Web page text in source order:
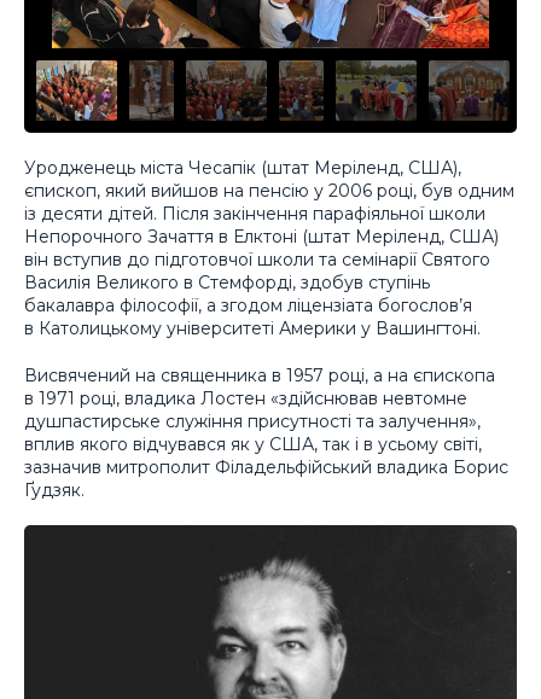
Уродженець міста Чесапік (штат Меріленд, США),
єпископ, який вийшов на пенсію у 2006 році, був одним
із десяти дітей. Після закінчення парафіяльної школи
Непорочного Зачаття в Елктоні (штат Меріленд, США)
він вступив до підготовчої школи та семінарії Святого
Василія Великого в Стемфорді, здобув ступінь
бакалавра філософії, а згодом ліцензіата богослов’я
в Католицькому університеті Америки у Вашингтоні.
Висвячений на священника в 1957 році, а на єпископа
в 1971 році, владика Лостен «здійснював невтомне
душпастирське служіння присутності та залучення»,
вплив якого відчувався як у США, так і в усьому світі,
зазначив митрополит Філадельфійський владика Борис
Ґудзяк.